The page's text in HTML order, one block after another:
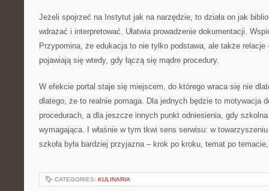
Jeżeli spojrzeć na Instytut jak na narzędzie, to działa on jak
wdrażać i interpretować. Ułatwia prowadzenie dokumentacji.
Przypomina, że edukacja to nie tylko podstawa, ale także
pojawiają się wtedy, gdy łączą się mądre procedury.
W efekcie portal staje się miejscem, do którego wraca się nie
dlatego, że to realnie pomaga. Dla jednych będzie to motywacja
procedurach, a dla jeszcze innych punkt odniesienia, gdy
wymagająca. I właśnie w tym tkwi sens serwisu: w
szkoła była bardziej przyjazna – krok po kroku, temat po
CATEGORIES: KULINARIA